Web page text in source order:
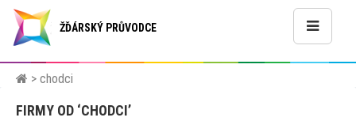
ŽĎÁRSKÝ PRŮVODCE
> chodci
FIRMY OD ‘CHODCI’